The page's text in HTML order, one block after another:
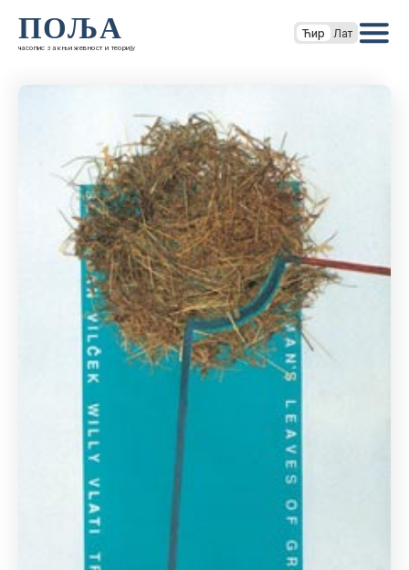
ПОЉА
часопис за књижевност и теорију
Ћир Лат